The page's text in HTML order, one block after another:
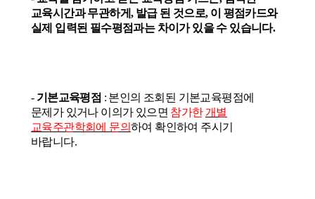
교육시간과 무관하게 , 발급 된 것으로, 이 평점카드와
실제 입력된 필수평점과는 차이가 있을 수 있습니다.
- 기본교육평점 : 본인의 조회된 기본교육평점에
문제가 있거나 이의가 있으면 참가한개별
교육주관학회에 문의하여 확인하여 주시기
바랍니다.